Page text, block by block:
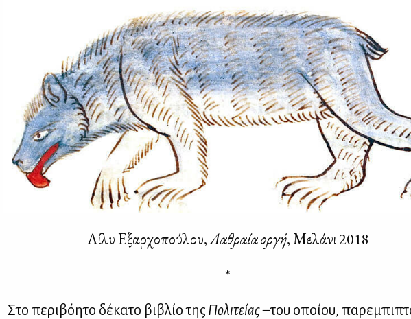
Λί­λυ Εξαρ­χο­πού­λου,Λα­θραία ορ­γή, Με­λά­νι 2018
*
Στο πε­ρι­βό­η­το δέ­κα­το βι­βλίο της Πο­λι­τεί­ας–του οποί­ου,